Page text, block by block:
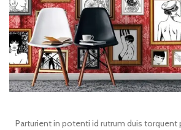
Parturient in potenti id rutrum duis torquent